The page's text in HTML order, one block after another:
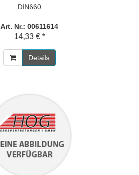
DIN660
Art. Nr.: 00611614
14,33 € *
Details